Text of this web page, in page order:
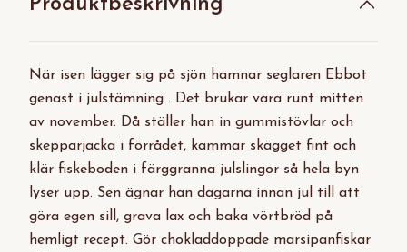
Produktbeskrivning
När isen lägger sig på sjön hamnar seglaren Ebbot
genast i julstämning . Det brukar vara runt mitten
av november. Då ställer han in gummistövlar och
skepparjacka i förrådet, kammar skägget fint och
klär fiskeboden i färggranna julslingor så hela byn
lyser upp. Sen ägnar han dagarna innan jul till att
göra egen sill, grava lax och baka vörtbröd på
hemligt recept. Gör chokladdoppade marsipanfiskar